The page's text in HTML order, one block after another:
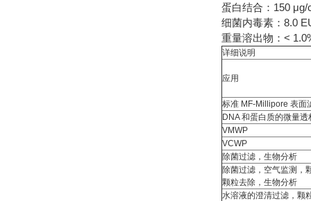
蛋白结合：150 μg/
细菌内毒素：8.0
重量溶出物：<
详细说明
应用
标准 MF-Millipore 表面
DNA 和蛋白质的微量透
VMWP
VCWP
除菌过滤，生物分析
除菌过滤，空气监测，
颗粒去除，生物分析
水溶液的澄清过滤，颗